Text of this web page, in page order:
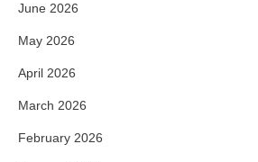
June 2026
May 2026
April 2026
March 2026
February 2026